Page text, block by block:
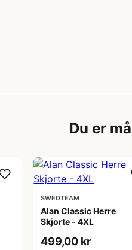
Du er
SWEDTEAM
Alan Classic Herre
Skjorte - 4XL
499,00 kr